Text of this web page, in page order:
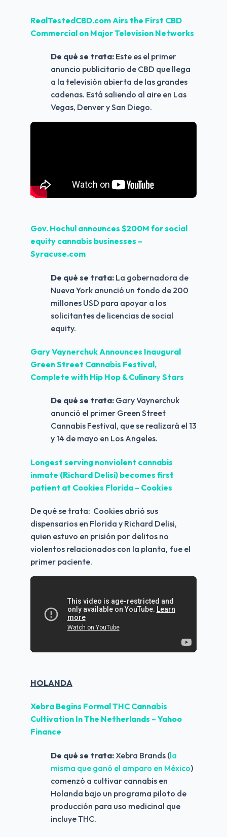
RealTestedCBD.com Airs the First CBD
Commercial on Major Television Networks
De qué se trata: Este es el primer
anuncio publicitario de CBD que llega
a la televisión abierta de las grandes
cadenas. Está saliendo al aire en Las
Vegas, Denver y San Diego.
Gov. Hochul announces $200M for social
equity cannabis businesses –
Syracuse.com
De qué se trata: La gobernadora de
Nueva York anunció un fondo de 200
millones USD para apoyar a los
solicitantes de licencias de social
equity.
Gary Vaynerchuk Announces Inaugural
Green Street Cannabis Festival,
Complete with Hip Hop & Culinary Stars
De qué se trata: Gary Vaynerchuk
anunció el primer Green Street
Cannabis Festival, que se realizará el 13
y 14 de mayo en Los Angeles.
Longest serving nonviolent cannabis
inmate (Richard Delisi) becomes first
patient at Cookies Florida – Cookies
De qué se trata:  Cookies abrió sus
dispensarios en Florida y Richard Delisi,
quien estuvo en prisión por delitos no
violentos relacionados con la planta, fue el
primer paciente.
HOLANDA
Xebra Begins Formal THC Cannabis
Cultivation In The Netherlands – Yahoo
Finance
De qué se trata: Xebra Brands (la
misma que ganó el amparo en México)
comenzó a cultivar cannabis en
Holanda bajo un programa piloto de
producción para uso medicinal que
incluye THC.